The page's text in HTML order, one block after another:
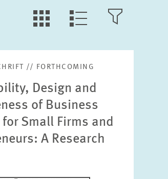
FILTER
LISTEN
KACHEL
Publikationstyp
// FORTHCOMING
Design and
of Business
Small Firms and
A Research